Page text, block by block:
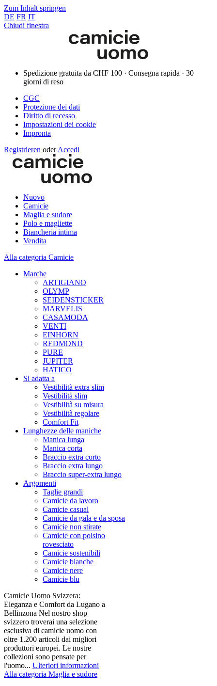
Zum Inhalt springen
DE FR IT
Chiudi finestra
Spedizione gratuita da CHF 100 · Consegna rapida · 30
giorni di reso
CGC
Protezione dei dati
Diritto di recesso
Impostazioni dei cookie
Impronta
Registrieren oder Accedi
Nuovo
Camicie
Maglia e sudore
Polo e magliette
Biancheria intima
Vendita
Alla categoria Camicie
Marche
ARTIGIANO
OLYMP
SEIDENSTICKER
MARVELIS
CASAMODA
VENTI
EINHORN
REDMOND
PURE
JUPITER
HATICO
Si adatta a
Vestibilità extra slim
Vestibilità slim
Vestibilità su misura
Vestibilità regolare
Comfort Fit
Lunghezze delle maniche
Manica lunga
Manica corta
Braccio extra corto
Braccio extra lungo
Braccio super-extra lungo
Argomenti
Taglie grandi
Camicie da lavoro
Camicie casual
Camicie da gala e da sposa
Camicie non stirate
Camicie con polsino
rovesciato
Camicie sostenibili
Camicie bianche
Camicie nere
Camicie blu
Camicie Uomo Svizzera:
Eleganza e Comfort da Lugano a
Bellinzona Nel nostro shop
svizzero troverai una selezione
esclusiva di camicie uomo con
oltre 1.200 articoli dai migliori
produttori europei. Le nostre
collezioni sono pensate per
l'uomo... Ulteriori informazioni
Alla categoria Maglia e sudore